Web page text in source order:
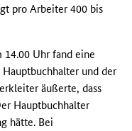
pro Arbeiter 400 bis
14.00 Uhr fand eine
und der
äußerte, dass
Hauptbuchhalter
hätte. Bei